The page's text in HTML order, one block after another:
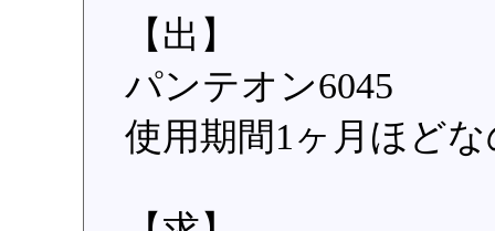
【出】
パンテオン6045
使用期間1ヶ月ほど